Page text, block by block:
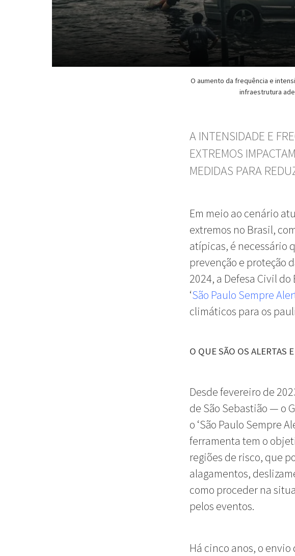
O aumento da frequência e
infraestrutura
A INTENSIDADE E
EXTREMOS
MEDIDAS PARA
Em meio ao cenário
extremos no Brasil,
atípicas, é necessário
prevenção e proteção
2024, a Defesa Civil
‘São Paulo Sempre
climáticos para os
O QUE SÃO OS ALERTAS
Desde fevereiro de
de São Sebastião — o
o ‘São Paulo Sempre
ferramenta tem o
regiões de risco, que
alagamentos,
como proceder na
pelos eventos.
Há cinco anos, o